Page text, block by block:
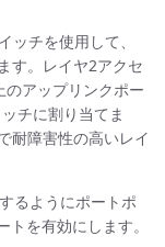
ッチを使用して、
す。レイヤ2アクセ
のアップリンクポー
チに割り当てま
耐障害性の高いレイ
るようにポートポ
を有効にします。